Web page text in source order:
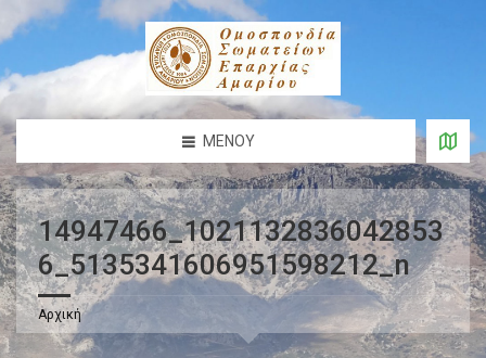
ΜΕΝΟΎ
14947466_1021132836042853
6_5135341606951598212_n
Αρχική